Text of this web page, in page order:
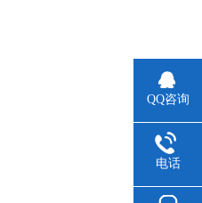
QQ咨询
电话